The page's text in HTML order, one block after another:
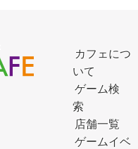
カフェにつ
いて
ゲーム検
索
店舗一覧
ゲームイベ